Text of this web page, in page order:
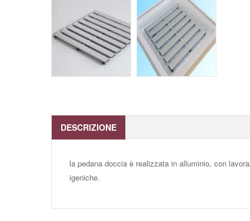
DESCRIZIONE
la pedana doccia è realizzata in alluminio, con
igeniche.